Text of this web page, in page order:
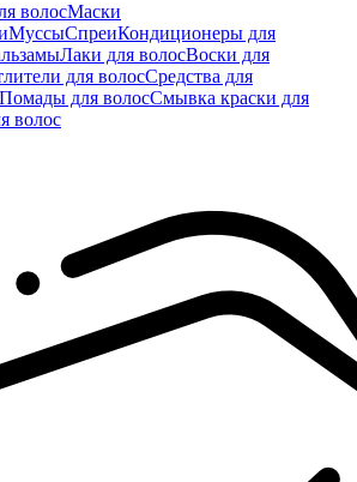
волосМаски
МуссыСпреиКондиционеры для
Лаки для волосВоски для
для волосСредства для
Помады для волосСмывка краски для
волос